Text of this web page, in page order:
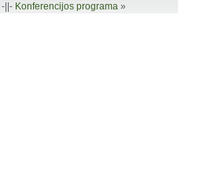
-||- Konferencijos programa »